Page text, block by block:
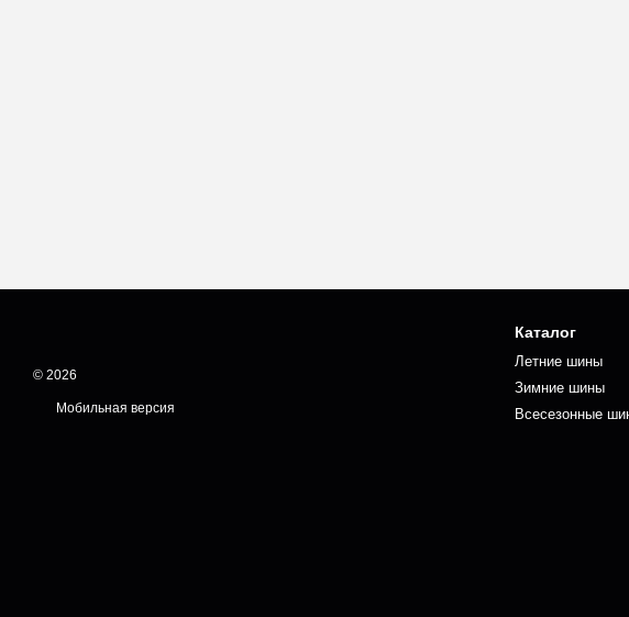
© 2026
Мобильная версия
Каталог
Летние шины
Зимние шины
Всесезонные